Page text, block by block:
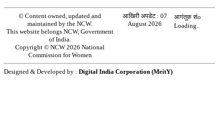
© Content owned, updated and
maintained by the NCW.
This website belongs NCW, Government
of India.
Copyright © NCW 2026 National
Commission for Women
आखिरी अपडेट : 07
August 2026
आगंतुक संo
Loading..
Designed & Developed by : Digital India Corporation (MeitY)